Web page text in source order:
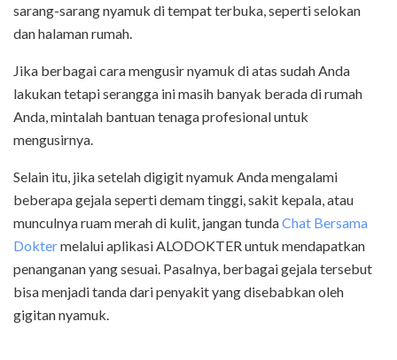
sarang-sarang nyamuk di tempat terbuka, seperti selokan
dan halaman rumah.
Jika berbagai cara mengusir nyamuk di atas sudah Anda
lakukan tetapi serangga ini masih banyak berada di rumah
Anda, mintalah bantuan tenaga profesional untuk
mengusirnya.
Selain itu, jika setelah digigit nyamuk Anda mengalami
beberapa gejala seperti demam tinggi, sakit kepala, atau
munculnya ruam merah di kulit, jangan tundaChat Bersama
Doktermelalui aplikasi ALODOKTER untuk mendapatkan
penanganan yang sesuai. Pasalnya, berbagai gejala tersebut
bisa menjadi tanda dari penyakit yang disebabkan oleh
gigitan nyamuk.